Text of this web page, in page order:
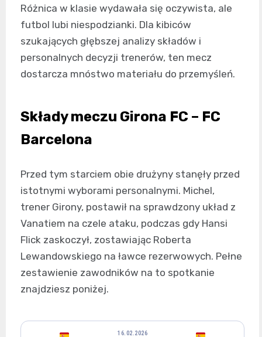
Różnica w klasie wydawała się oczywista, ale
futbol lubi niespodzianki. Dla kibiców
szukających głębszej analizy składów i
personalnych decyzji trenerów, ten mecz
dostarcza mnóstwo materiału do przemyśleń.
Składy meczu Girona FC – FC
Barcelona
Przed tym starciem obie drużyny stanęły przed
istotnymi wyborami personalnymi. Michel,
trener Girony, postawił na sprawdzony układ z
Vanatiem na czele ataku, podczas gdy Hansi
Flick zaskoczył, zostawiając Roberta
Lewandowskiego na ławce rezerwowych. Pełne
zestawienie zawodników na to spotkanie
znajdziesz poniżej.
16.02.2026